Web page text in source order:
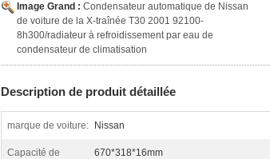
Image Grand : Condensateur automatique de Nissan
de voiture de la X-traînée T30 2001 92100-
8h300/radiateur à refroidissement par eau de
condensateur de climatisation
Description de produit détaillée
marque de voiture: Nissan
Capacité de
670*318*16mm